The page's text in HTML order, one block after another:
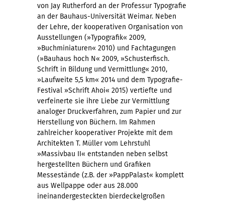
von Jay Rutherford an der Professur Typografie
an der Bauhaus-Universität Weimar. Neben
der Lehre, der kooperativen Organisation von
Ausstellungen (»Typografik« 2009,
»Buchminiaturen« 2010) und Fachtagungen
(»Bauhaus hoch N« 2009, »Schusterfisch.
Schrift in Bildung und Vermittlung« 2010,
»Laufweite 5,5 km« 2014 und dem Typografie-
Festival »Schrift Ahoi« 2015) vertiefte und
verfeinerte sie ihre Liebe zur Vermittlung
analoger Druckverfahren, zum Papier und zur
Herstellung von Büchern. Im Rahmen
zahlreicher kooperativer Projekte mit dem
Architekten T. Müller vom Lehrstuhl
»Massivbau II« entstanden neben selbst
hergestellten Büchern und Grafiken
Messestände (z.B. der »PappPalast« komplett
aus Wellpappe oder aus 28.000
ineinandergesteckten bierdeckelgroßen